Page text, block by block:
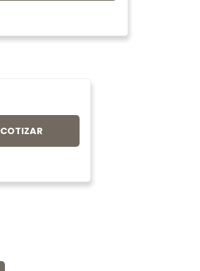
COTIZAR